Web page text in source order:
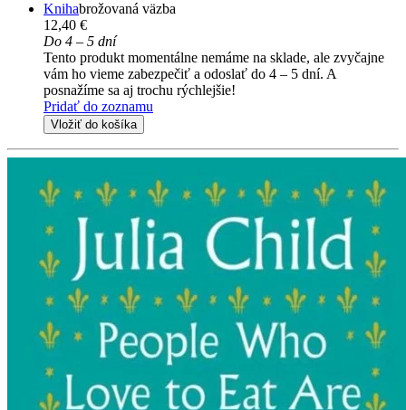
Knihabrožovaná väzba
12,40 €
Do 4 – 5 dní
Tento produkt momentálne nemáme na sklade, ale zvyčajne
vám ho vieme zabezpečiť a odoslať do 4 – 5 dní. A
posnažíme sa aj trochu rýchlejšie!
Pridať do zoznamu
Vložiť do košíka